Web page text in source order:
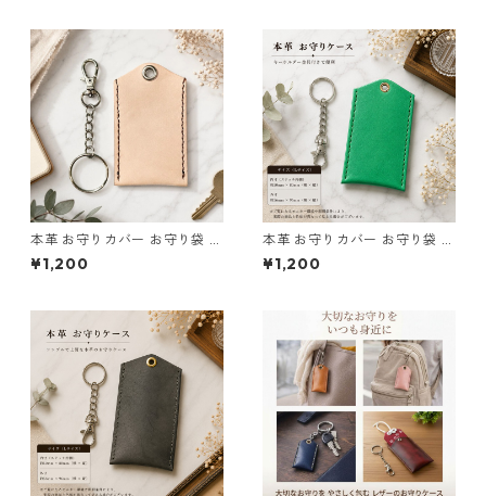
本革 お守りカバー お守り袋 日
本製 生成り ナチュラル サイズ
L l103 レザー お守りケース ハ
¥1,200
本革 お守りカバー お守り袋 グ
リーン l127 レザー お守りケー
ス AirTag収納 ハンドメイド
¥1,200